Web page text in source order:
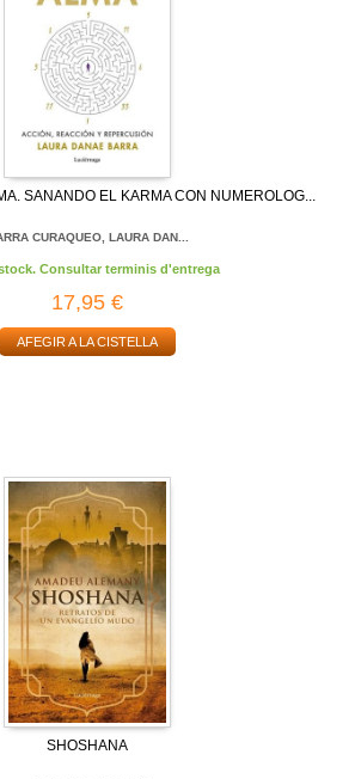
SANANDO EL KARMA CON NUMEROLOG...
CURAQUEO, LAURA DAN...
Consultar terminis d'entrega
17,95 €
AFEGIR A LA CISTELLA
SHOSHANA